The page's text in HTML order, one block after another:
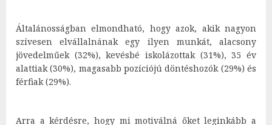
Általánosságban elmondható, hogy azok, akik nagyon
szívesen elvállalnának egy ilyen munkát, alacsony
jövedelműek (32%), kevésbé iskolázottak (31%), 35 év
alattiak (30%), magasabb pozíciójú döntéshozók (29%) és
férfiak (29%).
Arra a kérdésre, hogy mi motiválná őket leginkább a